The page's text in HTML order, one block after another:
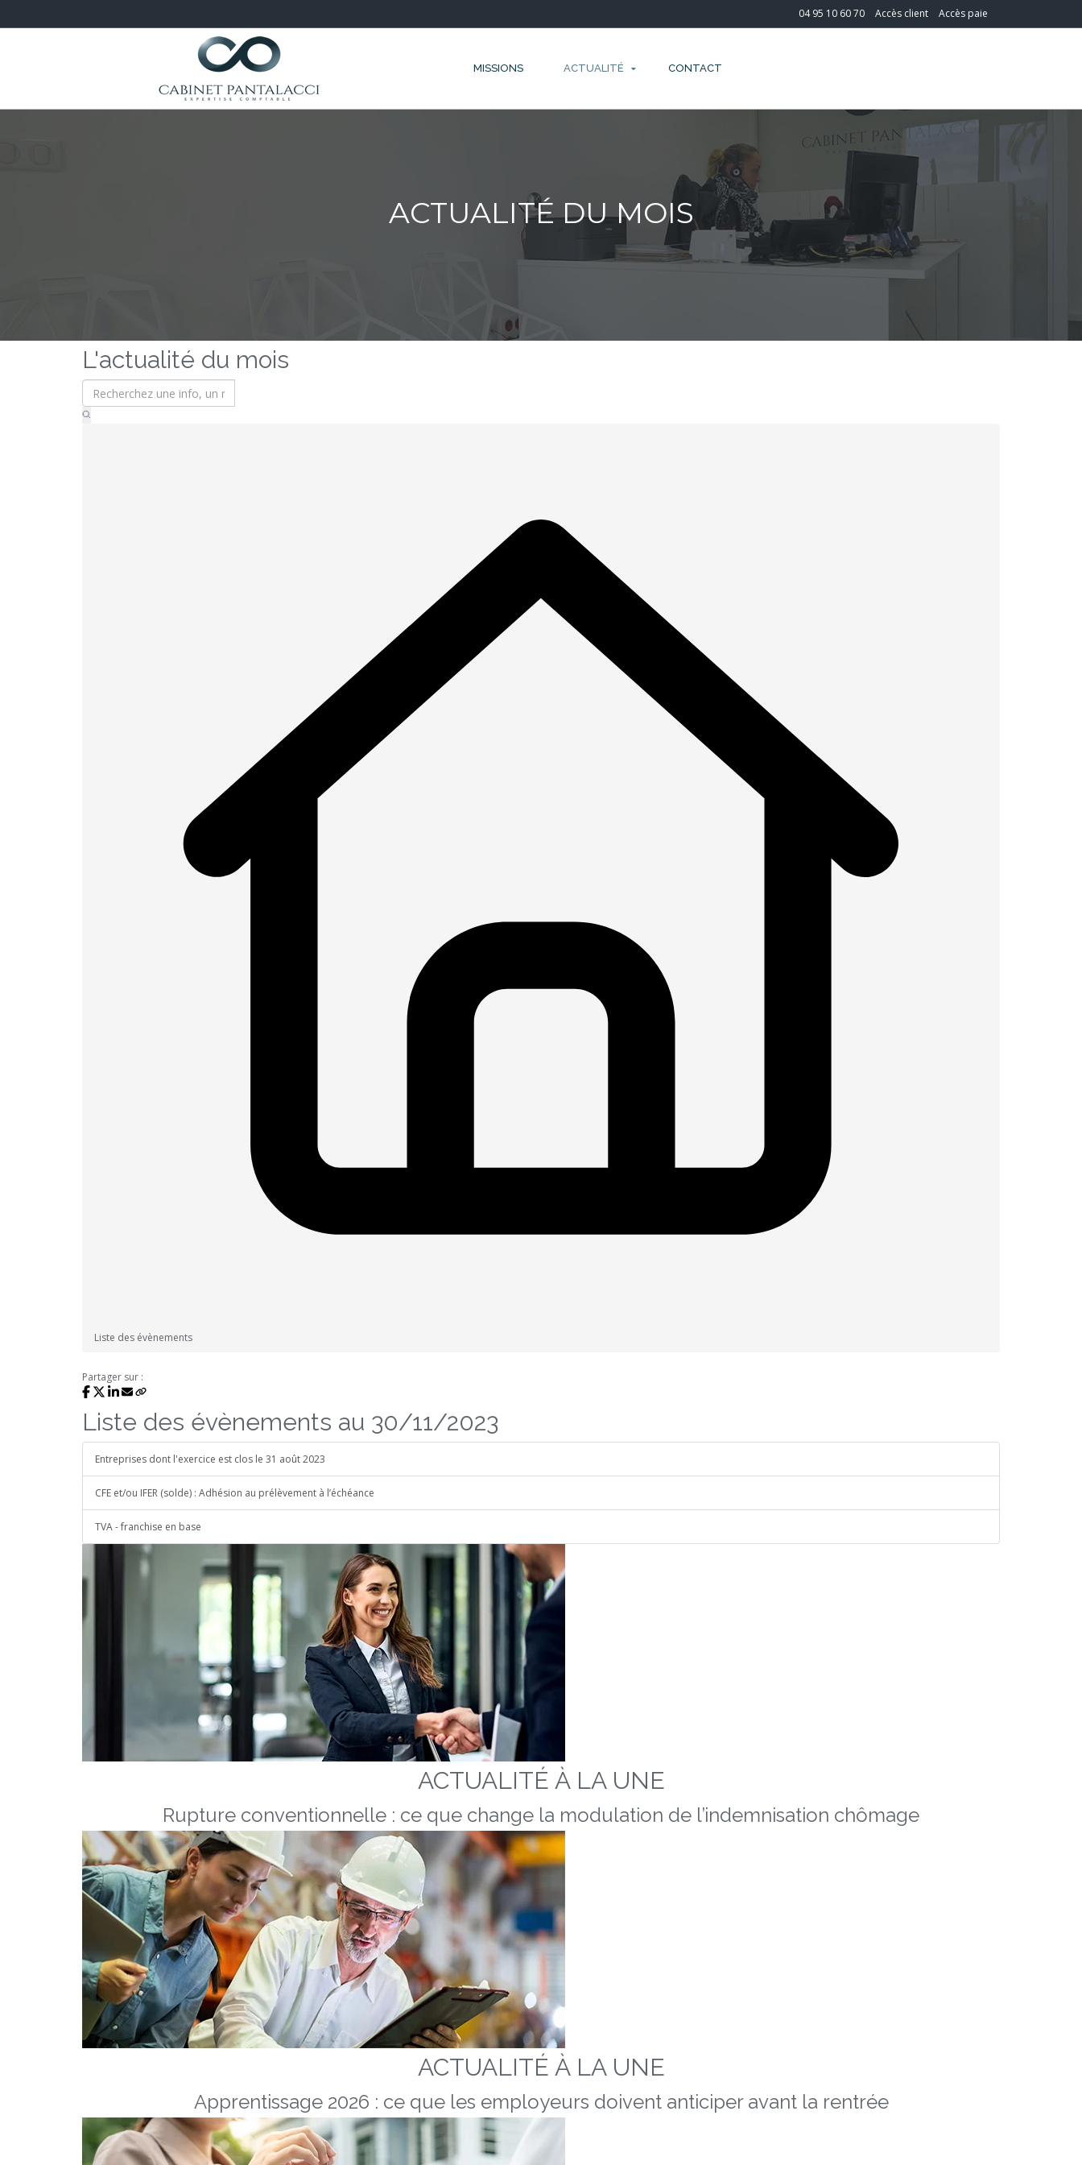
04 95 10 60 70 Accès client Accès paie
MISSIONS ACTUALITÉ CONTACT
ACTUALITÉ DU MOIS
L'actualité du mois
Liste des évènements
Partager sur :
Liste des évènements au 30/11/2023
Entreprises dont l'exercice est clos le 31 août 2023
CFE et/ou IFER (solde) : Adhésion au prélèvement à l’échéance
TVA - franchise en base
ACTUALITÉ À LA UNE
Rupture conventionnelle : ce que change la modulation de l’indemnisation chômage
ACTUALITÉ À LA UNE
Apprentissage 2026 : ce que les employeurs doivent anticiper avant la rentrée